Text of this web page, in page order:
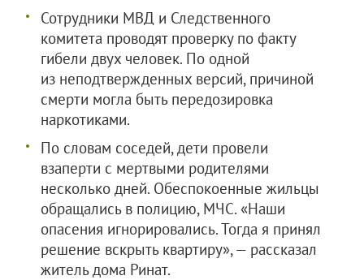
Сотрудники МВД и Следственного
комитета проводят проверку по факту
гибели двух человек. По одной
из неподтвержденных версий, причиной
смерти могла быть передозировка
наркотиками.
По словам соседей, дети провели
взаперти с мертвыми родителями
несколько дней. Обеспокоенные жильцы
обращались в полицию, МЧС. «Наши
опасения игнорировались. Тогда я принял
решение вскрыть квартиру», — рассказал
житель дома Ринат.